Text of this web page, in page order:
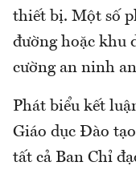
thiết bị. Một số
đường hoặc khu
cường an ninh
Phát biểu kết
Giáo dục Đào
tất cả Ban Chỉ